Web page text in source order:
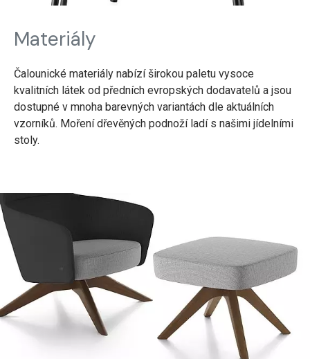
Materiály
Čalounické materiály nabízí širokou paletu vysoce
kvalitních látek od předních evropských dodavatelů a jsou
dostupné v mnoha barevných variantách dle aktuálních
vzorníků. Moření dřevěných podnoží ladí s našimi jídelními
stoly.